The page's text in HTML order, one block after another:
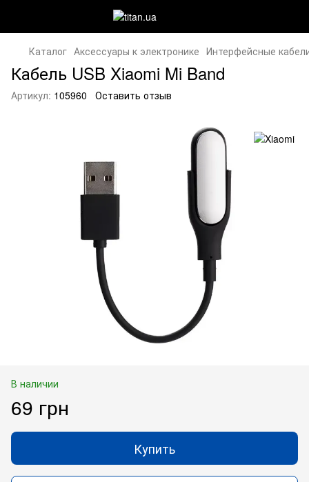
Каталог Аксессуары к электронике Интерфейсные
Кабель USB Xiaomi Mi Band
Артикул: 105960 Оставить отзыв
В наличии
69 грн
Купить